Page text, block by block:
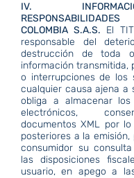
IV.
COLOMBIA S.A.S. El
responsable del
destrucción de toda
información transmitida,
o interrupciones de los
cualquier causa ajena a
obliga a almacenar los
electrónicos,
documentos XML por
posteriores a la
consumidor su
las disposiciones
usuario, en apego a